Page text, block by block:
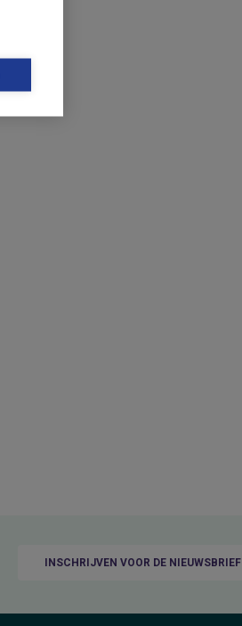
INSCHRIJVEN VOOR DE NIEUWSBRIEF